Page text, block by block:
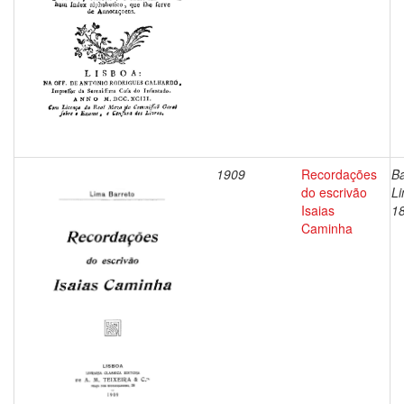
1909
Recordações
do escrivão
Isaias
Caminha